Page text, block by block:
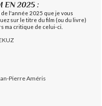
EN 2025 :
l'année 2025 que je vous
sur le titre du film (ou du livre)
ma critique de celui-ci.
Pierre Améris